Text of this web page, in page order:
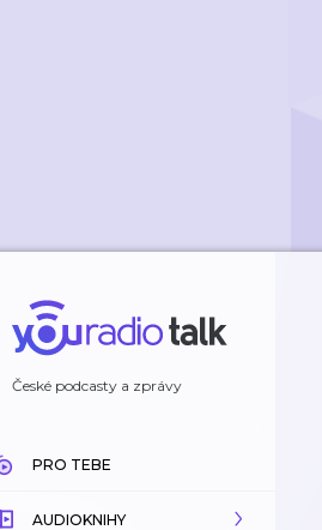
České podcasty a zprávy
PRO TEBE
AUDIOKNIHY